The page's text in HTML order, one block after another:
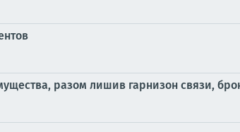
разом лишив гарнизон связи,